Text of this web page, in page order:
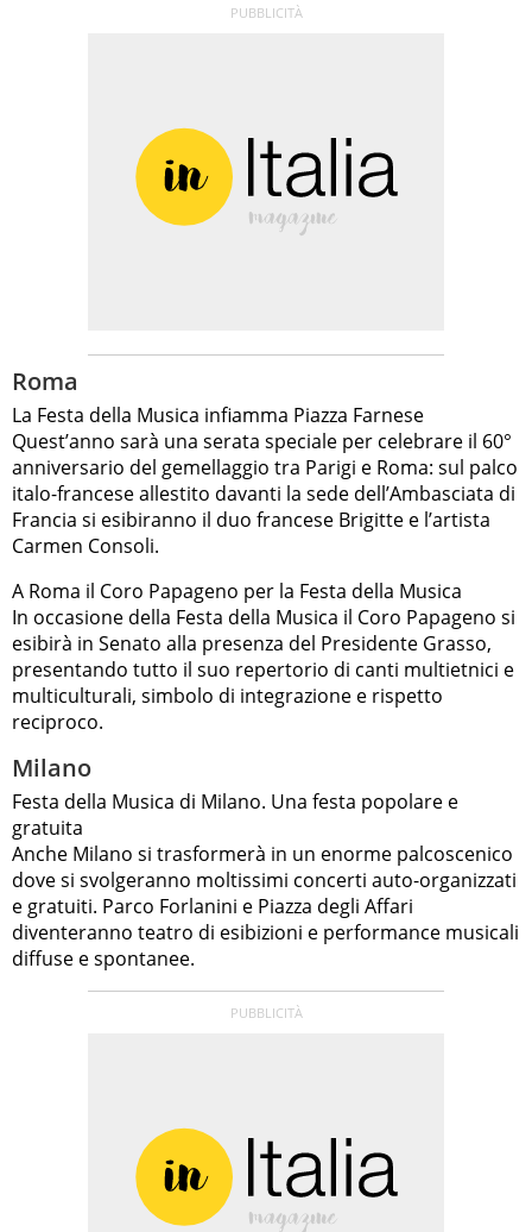
Roma
La Festa della Musica infiamma Piazza Farnese
Quest’anno sarà una serata speciale per celebrare il 60°
anniversario del gemellaggio tra Parigi e Roma: sul palco
italo-francese allestito davanti la sede dell’Ambasciata di
Francia si esibiranno il duo francese Brigitte e l’artista
Carmen Consoli.
A Roma il Coro Papageno per la Festa della Musica
In occasione della Festa della Musica il Coro Papageno si
esibirà in Senato alla presenza del Presidente Grasso,
presentando tutto il suo repertorio di canti multietnici e
multiculturali, simbolo di integrazione e rispetto
reciproco.
Milano
Festa della Musica di Milano. Una festa popolare e
gratuita
Anche Milano si trasformerà in un enorme palcoscenico
dove si svolgeranno moltissimi concerti auto-organizzati
e gratuiti. Parco Forlanini e Piazza degli Affari
diventeranno teatro di esibizioni e performance musicali
diffuse e spontanee.